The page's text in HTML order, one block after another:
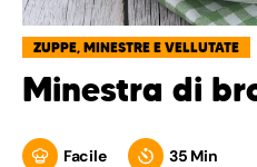
ZUPPE, MINESTRE E VELLUTATE
Minestra di
Facile 35 Min